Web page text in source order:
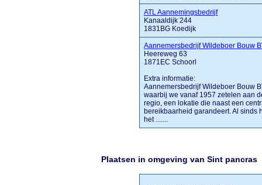
ATL Aannemingsbedrijf
Kanaaldijk 244
1831BG Koedijk
Aannemersbedrijf Wildeboer Bouw
Heereweg 63
1871EC Schoorl
Extra informatie:
Aannemersbedrijf Wildeboer Bouw
waarbij we vanaf 1957 zetelen aan
regio, een lokatie die naast een
bereikbaarheid garandeert. Al sinds
het .......
Plaatsen in omgeving van Sint pancras